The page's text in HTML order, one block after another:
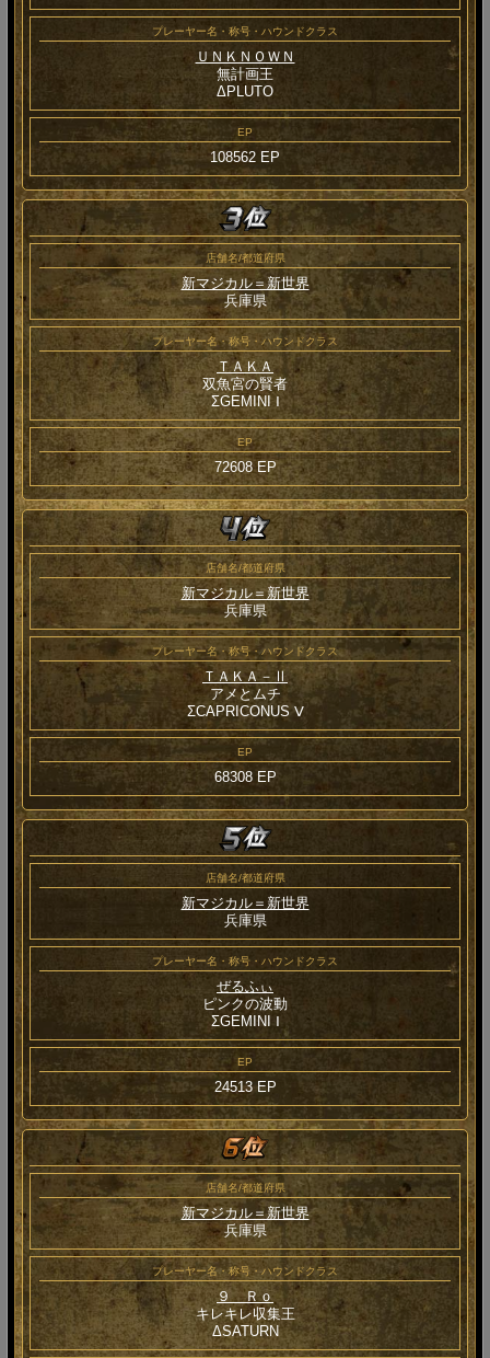
プレーヤー名・称号・ハウンドクラス
ＵＮＫＮＯＷＮ
無計画王
ΔPLUTO
EP
108562 EP
店舗名/都道府県
新マジカル＝新世界
兵庫県
プレーヤー名・称号・ハウンドクラス
ＴＡＫＡ
双魚宮の賢者
ΣGEMINI Ⅰ
EP
72608 EP
店舗名/都道府県
新マジカル＝新世界
兵庫県
プレーヤー名・称号・ハウンドクラス
ＴＡＫＡ－Ⅱ
アメとムチ
ΣCAPRICONUS Ⅴ
EP
68308 EP
店舗名/都道府県
新マジカル＝新世界
兵庫県
プレーヤー名・称号・ハウンドクラス
ぜるふぃ
ピンクの波動
ΣGEMINI Ⅰ
EP
24513 EP
店舗名/都道府県
新マジカル＝新世界
兵庫県
プレーヤー名・称号・ハウンドクラス
９＿Ｒｏ
キレキレ収集王
ΔSATURN